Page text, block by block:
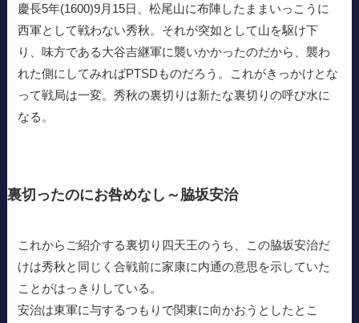
慶長5年(1600)9月15日、松尾山に布陣したままいっこうに
西軍として戦わない秀秋。それが突如として山を駆け下
り、味方である大谷吉継軍に襲いかかったのだから、襲わ
れた側にしてみればPTSDものだろう。これがきっかけとな
って戦局は一変。秀秋の裏切りは新たな裏切りの呼び水に
なる。
裏切ったのにお咎めなし～脇坂安治
これからご紹介する裏切り四天王のうち、この脇坂安治だ
けは秀秋と同じく合戦前に家康に内通の意思を示していた
ことがはっきりしている。
安治は東軍に与するつもりで関東に向かおうとしたとこ